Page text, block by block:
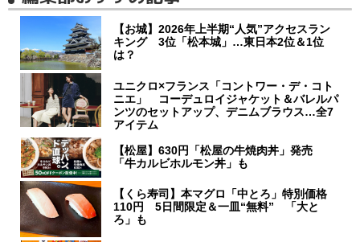
【お城】2026年上半期“人気”アクセスラン
キング 3位「松本城」…東日本2位＆1位
は？
ユニクロ×フランス「コントワー・デ・コト
ニエ」 コーデュロイジャケット＆バレルパ
ンツのセットアップ、デニムブラウス…全7
アイテム
【松屋】630円「松屋の牛焼肉丼」発売
「牛カルビホルモン丼」も
【くら寿司】本マグロ「中とろ」特別価格
110円 5日間限定＆一皿“無料” 「大と
ろ」も